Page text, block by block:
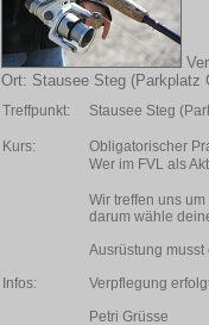
Ort: Stausee Steg (Parkplatz
Treffpunkt: Stausee Steg
Kurs:
Obligatorischer
Wer im FVL als
Infos:
Wir treffen uns
darum wähle
Ausrüstung
Verpflegung
Petri Grüsse